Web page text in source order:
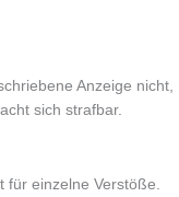
Anzeige nicht,
sich strafbar.
einzelne Verstöße.